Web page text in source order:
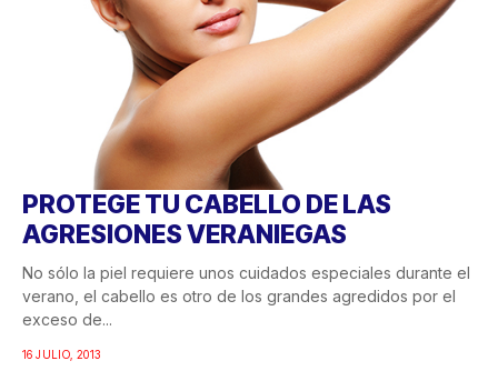
PROTEGE TU CABELLO DE LAS
AGRESIONES VERANIEGAS
No sólo la piel requiere unos cuidados especiales durante el
verano, el cabello es otro de los grandes agredidos por el
exceso de...
16 JULIO, 2013